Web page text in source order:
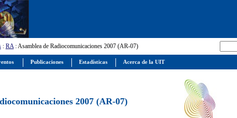
: RA: Asamblea de Radiocomunicaciones 2007 (AR-07)
2007 (AR-07)
Publicaciones Estadísticas Acerca de la UIT